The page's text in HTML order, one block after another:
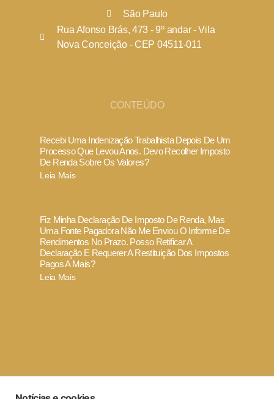
São Paulo
Rua Afonso Brás, 473 - 9º andar - Vila
Nova Conceição - CEP 04511-011
CONTEÚDO
Recebi Uma Indenização Trabalhista Depois De Um
Processo Que Levou Anos. Devo Recolher Imposto
De Renda Sobre Os Valores?
Leia Mais
Fiz Minha Declaração De Imposto De Renda, Mas
Uma Fonte Pagadora Não Me Enviou O Informe De
Rendimentos No Prazo. Posso Retificar A
Declaração E Requerer A Restituição Dos Impostos
Pagos A Mais?
Leia Mais